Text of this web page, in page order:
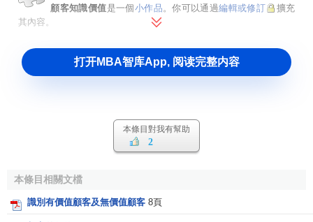
顧客知識價值是一個小作品 。你可以通過編輯或修訂
擴充
其內容。
打开MBA智库App, 阅读完整内容
本條目對我有幫助
2
本條目相關文檔
識別有價值顧客及無價值顧客 8頁